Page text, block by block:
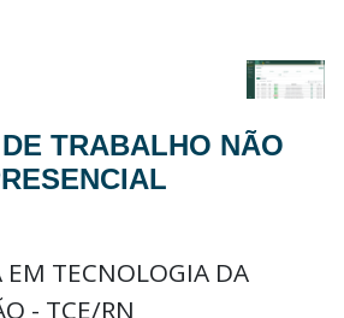
TRABALHO NÃO
EM TECNOLOGIA DA
- TCE/RN